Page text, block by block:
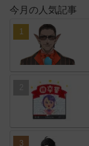
今月の人気記事